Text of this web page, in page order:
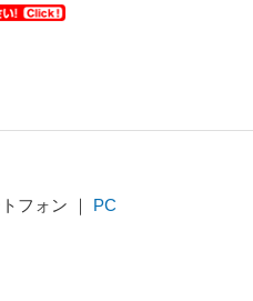
フォン ｜ PC